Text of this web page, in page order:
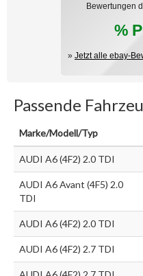
Bewertungen
%
» Jetzt alle ebay-
Passende
Marke/Modell/Typ
AUDI A6 (4F2) 2.0 TDI
AUDI A6 Avant (4F5) 2.0
TDI
AUDI A6 (4F2) 2.0 TDI
AUDI A6 (4F2) 2.7 TDI